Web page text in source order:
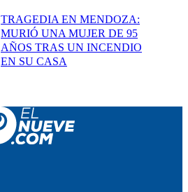
TRAGEDIA EN MENDOZA:
MURIÓ UNA MUJER DE 95
AÑOS TRAS UN INCENDIO
EN SU CASA